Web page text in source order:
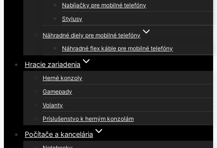
Nabíjačky pre mobilné telefóny
Stylusy
Náhradné diely pre mobilné telefóny
Náhradné flex káble pre mobilné telefóny
Hracie zariadenia
Herné konzoly
Gamepady
Volanty
Príslušenstvo k herným konzolám
Počítače a kancelária